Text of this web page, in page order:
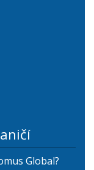
Global?